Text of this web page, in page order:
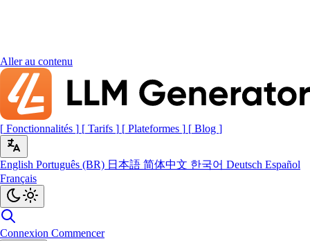
Aller au contenu
[ Fonctionnalités ] [ Tarifs ] [ Plateformes ] [ Blog ]
English Português (BR) 日本語 简体中文 한국어 Deutsch Español
Français
Connexion Commencer